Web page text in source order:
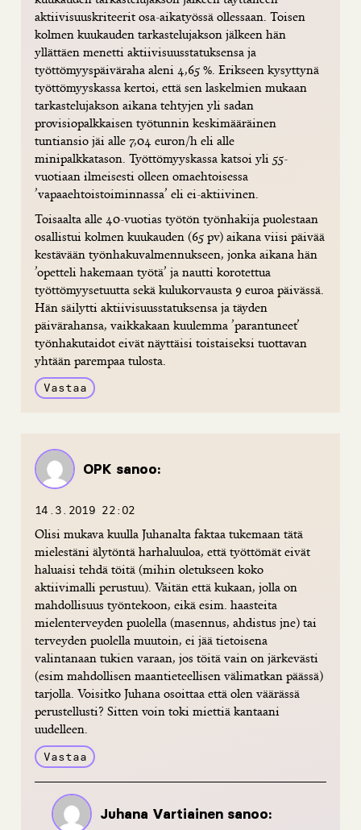
aktiivisuuskriteerit osa-aikatyössä ollessaan. Toisen
kolmen kuukauden tarkastelujakson jälkeen hän
yllättäen menetti aktiivisuusstatuksensa ja
työttömyyspäiväraha aleni 4,65 %. Erikseen kysyttynä
työttömyyskassa kertoi, että sen laskelmien mukaan
tarkastelujakson aikana tehtyjen yli sadan
provisiopalkkaisen työtunnin keskimääräinen
tuntiansio jäi alle 7,04 euron/h eli alle
minipalkkatason. Työttömyyskassa katsoi yli 55-
vuotiaan ilmeisesti olleen omaehtoisessa
’vapaaehtoistoiminnassa’ eli ei-aktiivinen.
Toisaalta alle 40-vuotias työtön työnhakija puolestaan
osallistui kolmen kuukauden (65 pv) aikana viisi päivää
kestävään työnhakuvalmennukseen, jonka aikana hän
’opetteli hakemaan työtä’ ja nautti korotettua
työttömyysetuutta sekä kulukorvausta 9 euroa päivässä.
Hän säilytti aktiivisuusstatuksensa ja täyden
päivärahansa, vaikkakaan kuulemma ’parantuneet’
työnhakutaidot eivät näyttäisi toistaiseksi tuottavan
yhtään parempaa tulosta.
Vastaa
OPK sanoo:
14.3.2019 22:02
Olisi mukava kuulla Juhanalta faktaa tukemaan tätä
mielestäni älytöntä harhaluuloa, että työttömät eivät
haluaisi tehdä töitä (mihin oletukseen koko
aktiivimalli perustuu). Väitän että kukaan, jolla on
mahdollisuus työntekoon, eikä esim. haasteita
mielenterveyden puolella (masennus, ahdistus jne) tai
terveyden puolella muutoin, ei jää tietoisena
valintanaan tukien varaan, jos töitä vain on järkevästi
(esim mahdollisen maantieteellisen välimatkan päässä)
tarjolla. Voisitko Juhana osoittaa että olen väärässä
perustellusti? Sitten voin toki miettiä kantaani
uudelleen.
Vastaa
Juhana Vartiainen sanoo: